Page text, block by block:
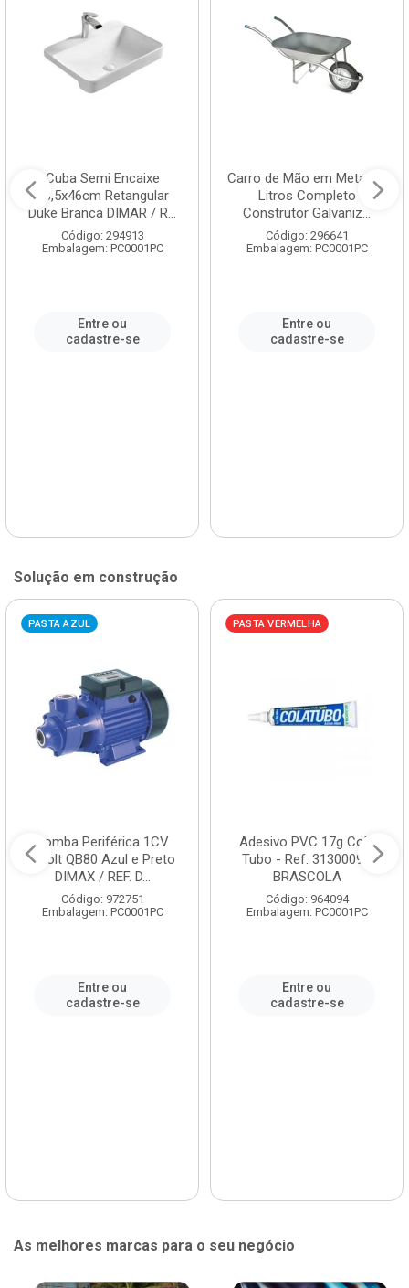
Cuba Semi Encaixe
58,5x46cm Retangular
Duke Branca DIMAR / R...
Código: 294913
Embalagem: PC0001PC
Entre ou
cadastre-se
Carro de Mão em Metal 60
Litros Completo
Construtor Galvaniz...
Código: 296641
Embalagem: PC0001PC
Entre ou
cadastre-se
Solução em construção
PASTA AZUL
Bomba Periférica 1CV
Bivolt QB80 Azul e Preto
DIMAX / REF. D...
Código: 972751
Embalagem: PC0001PC
Entre ou
cadastre-se
PASTA VERMELHA
Adesivo PVC 17g Cola
Tubo - Ref. 3130009 -
BRASCOLA
Código: 964094
Embalagem: PC0001PC
Entre ou
cadastre-se
As melhores marcas para o seu negócio